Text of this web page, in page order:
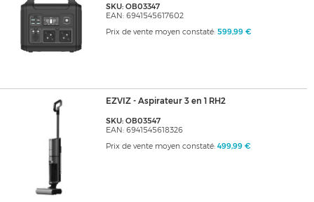
SKU: OB03347
EAN: 6941545617602
Prix de vente moyen constaté: 599,99 €
EZVIZ - Aspirateur 3 en 1 RH2
SKU: OB03547
EAN: 6941545618326
Prix de vente moyen constaté: 499,99 €